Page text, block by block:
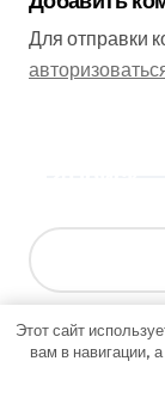
Для отправки
Этот сайт
вам в навигации,